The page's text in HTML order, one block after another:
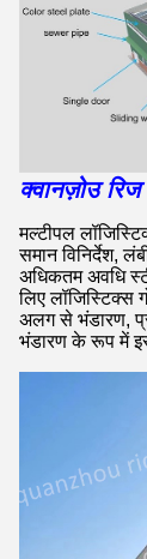
क्वानज़ोउ
मल्टीपल
समान विनिर्देश,
अधिकतम अवधि
लिए लॉजिस्टिक्स
अलग से भंडारण,
भंडारण के रूप में